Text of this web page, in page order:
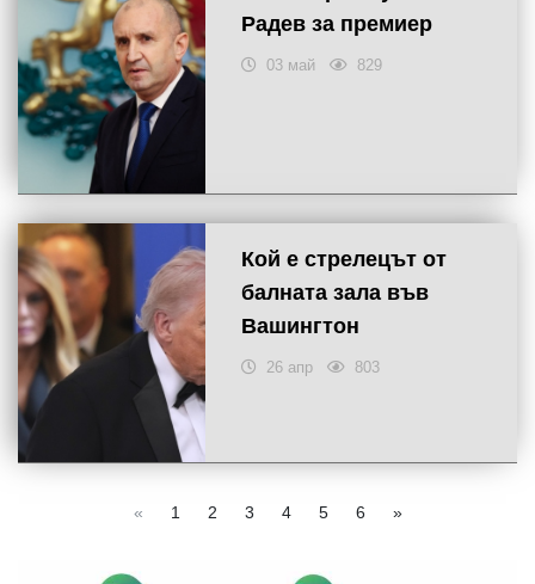
Радев за премиер
03 май 829
Кой е стрелецът от
балната зала във
Вашингтон
26 апр 803
« 1 2 3 4 5 6 »